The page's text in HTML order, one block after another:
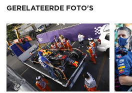
GERELATEERDE FOTO'S